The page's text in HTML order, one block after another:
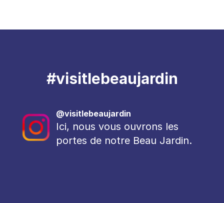
#visitlebeaujardin
@visitlebeaujardin
Ici, nous vous ouvrons les
portes de notre Beau Jardin.